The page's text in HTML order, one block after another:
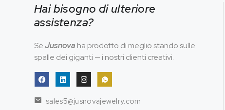
Hai bisogno di ulteriore
assistenza?
SeJusnova ha prodotto di meglio stando sulle
spalle dei giganti — i nostri clienti creativi.
sales5@jusnovajewelry.com